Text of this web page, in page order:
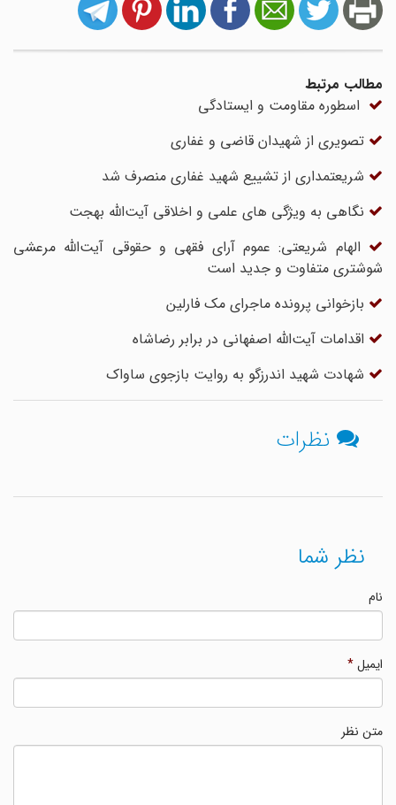
مطالب مرتبط
اسطوره مقاومت و ایستادگی
تصویری از شهیدان قاضی و غفاری
شریعتمداری از تشییع شهید غفاری منصرف شد
نگاهی به ویژگی های علمی و اخلاقی آیت‌الله بهجت
الهام شریعتی: عموم آرای فقهی و حقوقی آیت‌الله مرعشی
شوشتری متفاوت و جدید است
بازخوانی پرونده ماجرای مک فارلین
اقدامات آیت‌الله اصفهانی در برابر رضاشاه
شهادت شهید اندرزگو به روایت بازجوی ساواک
نظرات
نظر شما
ایمیل*
متن نظر